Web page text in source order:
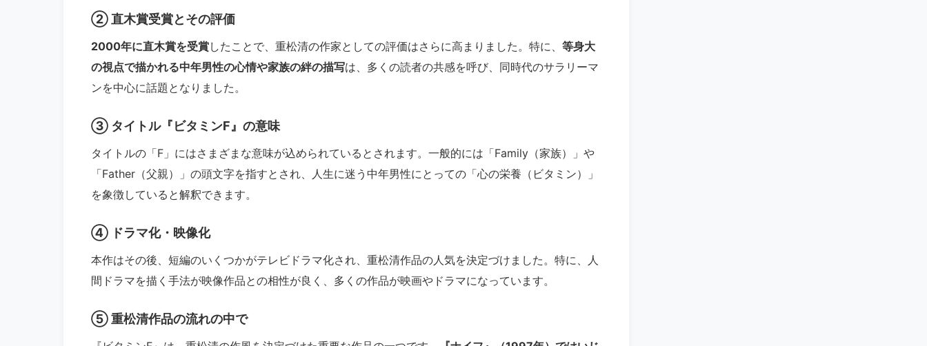
② 直木賞受賞とその評価
2000年に直木賞を受賞したことで、重松清の作家としての評価はさらに高まりました。特に、 等身大
の視点で描かれる中年男性の心情や家族の絆の描写は、多くの読者の共感を呼び、同時代のサラリーマ
ンを中心に話題となりました。
③ タイトル『ビタミンF』の意味
タイトルの「F」にはさまざまな意味が込められているとされます。一般的には「Family（家族）」や
「Father（父親）」の頭文字を指すとされ、人生に迷う中年男性にとっての「心の栄養（ビタミン）」
を象徴していると解釈できます。
④ ドラマ化・映像化
本作はその後、短編のいくつかがテレビドラマ化され、重松清作品の人気を決定づけました。特に、人
間ドラマを描く手法が映像作品との相性が良く、多くの作品が映画やドラマになっています。
⑤ 重松清作品の流れの中で